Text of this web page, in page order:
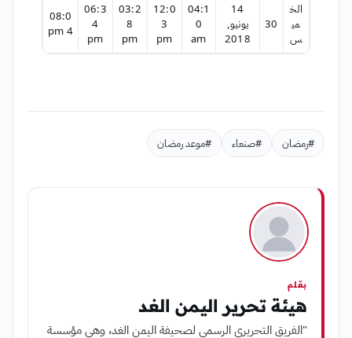
الخ
مي
س
30
14
يونيو,
2018
04:1
0
am
12:0
3
pm
03:2
8
pm
06:3
4
pm
08:0
4 pm
#رمضان #صنعاء #موعد رمضان
بقلم
هيئة تحرير اليمن الغد
"الفريق التحريري الرسمي لصحيفة اليمن الغد، وهي مؤسسة